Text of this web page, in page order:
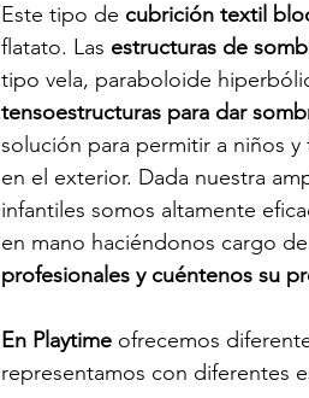
Este tipo de cubrición textil
flatato. Las estructuras de
tipo vela, paraboloide
tensoestructuras para dar
solución para permitir a niños
en el exterior. Dada nuestra
infantiles somos altamente
en mano haciéndonos cargo
profesionales y cuéntenos su
En Playtime ofrecemos
representamos con diferentes